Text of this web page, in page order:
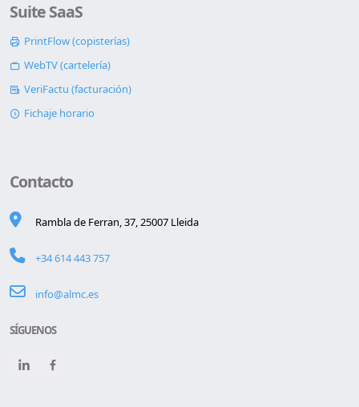
Suite SaaS
PrintFlow (copisterías)
WebTV (cartelería)
VeriFactu (facturación)
Fichaje horario
Contacto
Rambla de Ferran, 37, 25007 Lleida
+34 614 443 757
info@almc.es
SÍGUENOS